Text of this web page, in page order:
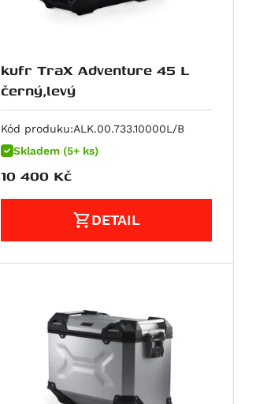
Skladem (5+ ks)
kufr TraX Adventure 45 L
černý,levý
Kód produku:ALK.00.733.10000L/B
10 400 Kč
DETAIL